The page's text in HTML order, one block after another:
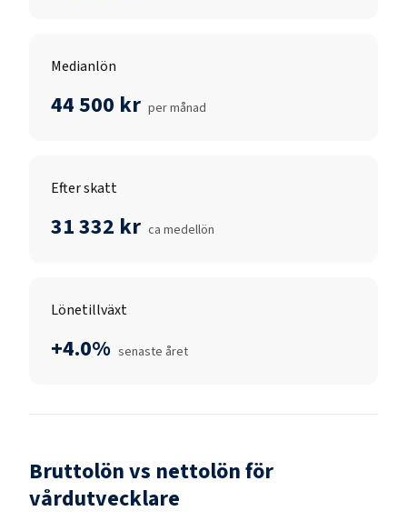
Medianlön
44 500 kr per månad
Efter skatt
31 332 kr ca medellön
Lönetillväxt
+4.0% senaste året
Bruttolön vs nettolön för
vårdutvecklare